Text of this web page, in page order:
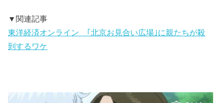
▼関連記事
東洋経済オンライン ｢北京お見合い広場｣に親たちが殺
到するワケ